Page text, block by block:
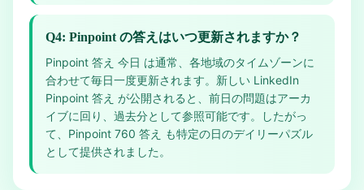
Q4: Pinpoint の答えはいつ更新されますか？
Pinpoint 答え 今日 は通常、各地域のタイムゾーンに
合わせて毎日一度更新されます。新しい LinkedIn
Pinpoint 答え が公開されると、前日の問題はアーカ
イブに回り、過去分として参照可能です。したがっ
て、Pinpoint 760 答え も特定の日のデイリーパズル
として提供されました。